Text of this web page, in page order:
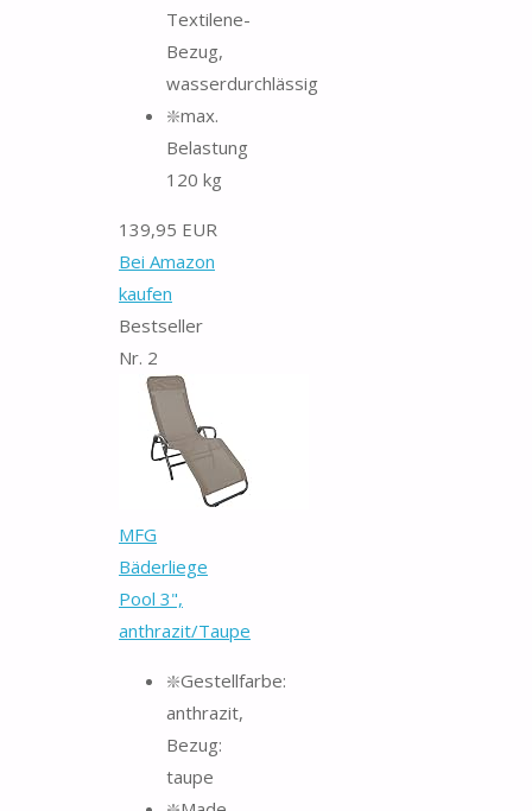
Textilene-
Bezug,
wasserdurchlässig
❇️max.
Belastung
120 kg
139,95 EUR
Bei Amazon
kaufen
Bestseller
Nr. 2
MFG
Bäderliege
Pool 3",
anthrazit/Taupe
❇️Gestellfarbe:
anthrazit,
Bezug:
taupe